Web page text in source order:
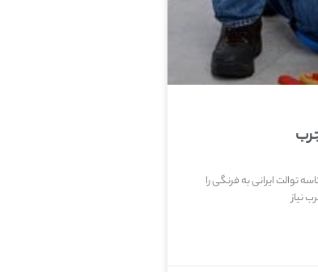
توالت ایرانی به فرنگی را
نیاز